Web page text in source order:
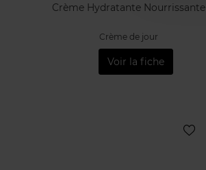
Crème Hydratante Nourrissante
Crème de jour
Voir la fiche